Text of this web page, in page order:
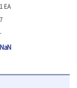
1 EA
7
-
NaN